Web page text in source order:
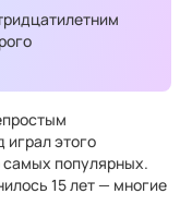
играл этого
самых популярных.
15 лет — многие